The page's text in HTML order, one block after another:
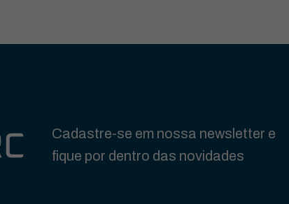
Cadastre-se em nossa newsletter e
fique por dentro das novidades